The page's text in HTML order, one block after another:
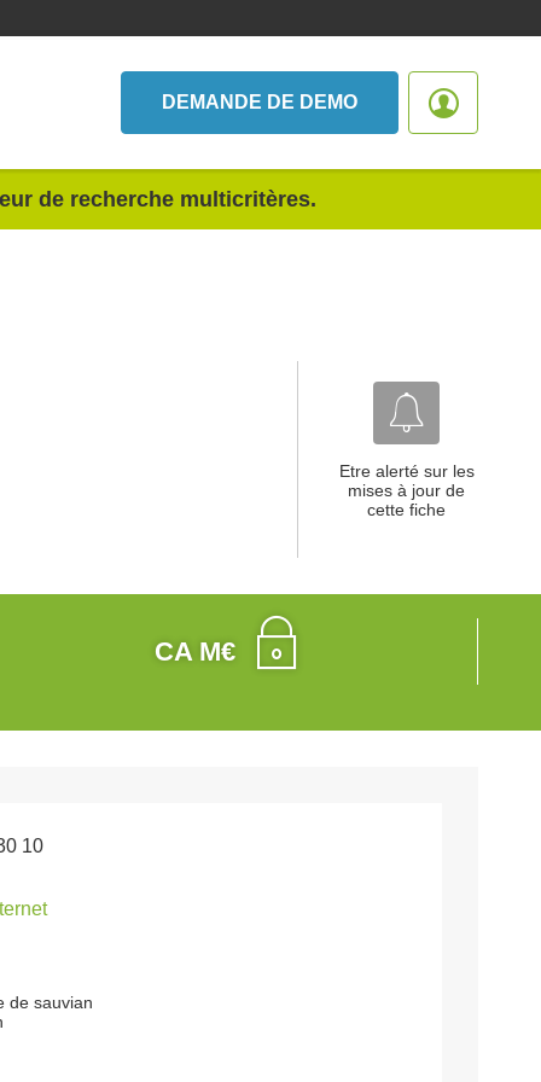
DEMANDE DE DEMO
de recherche multicritères.
Etre alerté sur les
mises à jour de
cette fiche
CA M€
10
de sauvian